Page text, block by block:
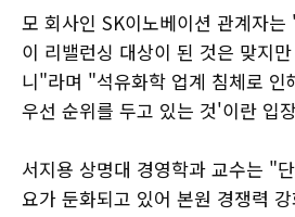
모 회사인 SK이노베이션 관계자는
이 리밸런싱 대상이 된 것은 맞지
니"라며 "석유화학 업계 침체로 인
우선 순위를 두고 있는 것'이란 입
서지용 상명대 경영학과 교수는 "
요가 둔화되고 있어 본원 경쟁력